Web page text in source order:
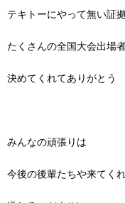
テキトーにやって無い証
たくさんの全国大会出場
決めてくれてありがとう
みんなの頑張りは
今後の後輩たちや来てく